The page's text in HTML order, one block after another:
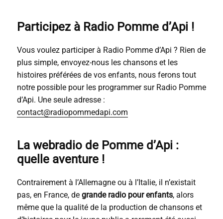
Participez à Radio Pomme d’Api !
Vous voulez participer à Radio Pomme d’Api ? Rien de
plus simple, envoyez-nous les chansons et les
histoires préférées de vos enfants, nous ferons tout
notre possible pour les programmer sur Radio Pomme
d’Api. Une seule adresse :
contact@radiopommedapi.com
La webradio de Pomme d’Api :
quelle aventure !
Contrairement à l’Allemagne ou à l’Italie, il n’existait
pas, en France, de grande radio pour enfants, alors
même que la qualité de la production de chansons et